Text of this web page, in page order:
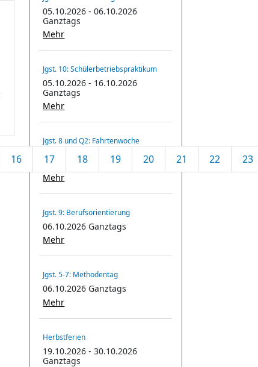
05.10.2026 - 06.10.2026
Ganztags
Mehr
Jgst. 10: Schülerbetriebspraktikum
05.10.2026 - 16.10.2026
Ganztags
Mehr
Jgst. 8 und Q2: Fahrtenwoche
05.10.2026 - 09.10.2026
Ganztags
Mehr
Jgst. 9: Berufsorientierung
06.10.2026 Ganztags
Mehr
Jgst. 5-7: Methodentag
06.10.2026 Ganztags
Mehr
Herbstferien
19.10.2026 - 30.10.2026
Ganztags
16 17 18 19 20 21 22 23